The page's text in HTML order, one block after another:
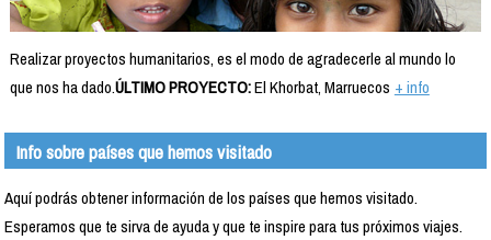
Realizar proyectos humanitarios, es el modo de agradecerle al mundo lo
que nos ha dado.ÚLTIMO PROYECTO:El Khorbat, Marruecos + info
Info sobre países que hemos visitado
Aquí podrás obtener información de los países que hemos visitado.
Esperamos que te sirva de ayuda y que te inspire para tus próximos viajes.